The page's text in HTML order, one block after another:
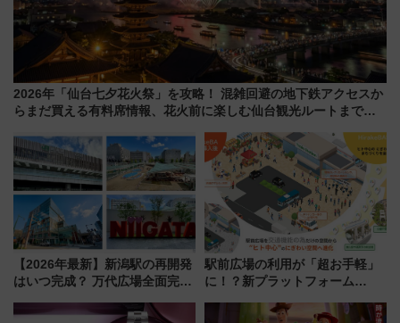
2026年「仙台七夕花火祭」を攻略！ 混雑回避の地下鉄アクセスか
らまだ買える有料席情報、花火前に楽しむ仙台観光ルートまで解
【2026年最新】新潟駅の再開発
はいつ完成？ 万代広場全面完成
開発、バスタ新潟構想まで徹底
駅前広場の利用が「超お手軽」
に！？新プラットフォーム
マホで簡単申請 物販や演奏会な